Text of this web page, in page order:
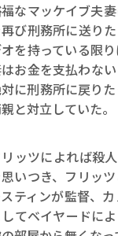
なマッケイブ夫
び刑務所に送り
を持っている限
お金を支払わな
に刑務所に戻り
と対立していた。
リッツによれば殺
いつき、フリッ
ティンが監督、
してベイヤードに